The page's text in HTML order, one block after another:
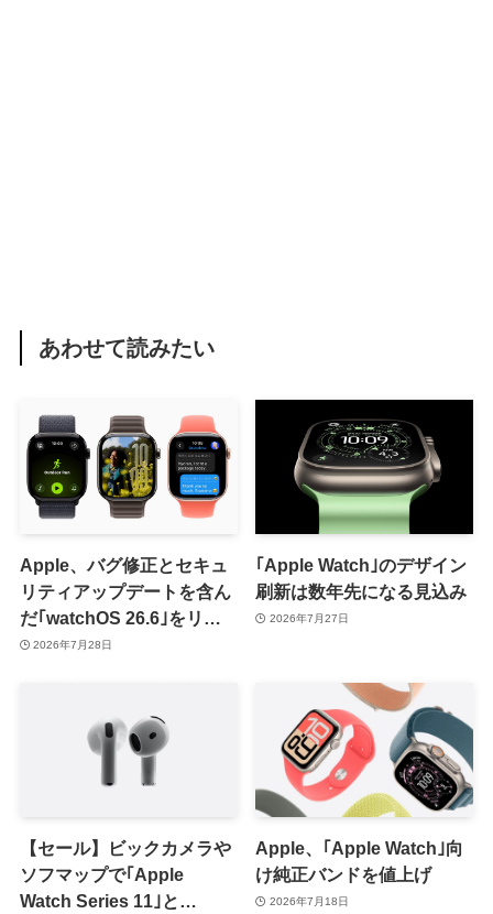
あわせて読みたい
Apple、バグ修正とセキュ
リティアップデートを含ん
だ｢watchOS 26.6｣をリリ
ース
2026年7月28日
｢Apple Watch｣のデザイン
刷新は数年先になる見込み
2026年7月27日
【セール】ビックカメラや
ソフマップで｢Apple
Watch Series 11｣と
Apple、｢Apple Watch｣向
け純正バンドを値上げ
2026年7月18日